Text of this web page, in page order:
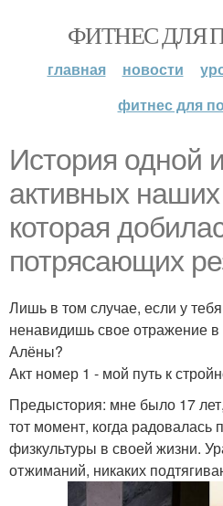
ФИТНЕС ДЛЯ
главная новости
фитнес для
История одной
активных наших
которая
потрясающих
Лишь в том случае, если у
ненавидишь свое отражение в
Алёны?
Акт номер 1 - мой путь к
Предыстория: мне было 17
тот момент, когда радовалась
физкультуры в своей жизни.
отжиманий, никаких